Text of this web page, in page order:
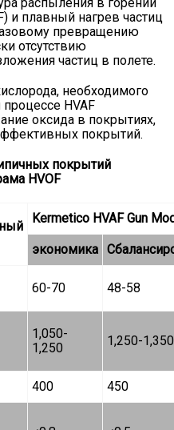
и плавный нагрев частиц
превращению
отсутствию
частиц в полете.
необходимого
HVAF
оксида в покрытиях,
покрытий.
покрытий
HVOF
Kermetico HVAF Gun
экономика
60-70 48-58
1,050-
1,250
1,250-1,350
400 450